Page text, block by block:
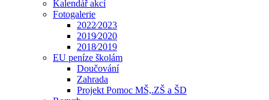
Kalendář akcí
Fotogalerie
2022⁄2023
2019⁄2020
2018⁄2019
EU peníze školám
Doučování
Zahrada
Projekt Pomoc MŠ,.ZŠ a ŠD